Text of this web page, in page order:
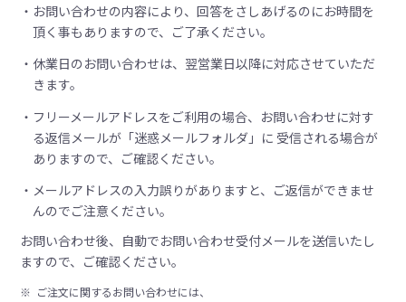
お問い合わせの内容により、回答をさしあげるのにお時間を
頂く事もありますので、ご了承ください。
休業日のお問い合わせは、翌営業日以降に対応させていただ
きます。
フリーメールアドレスをご利用の場合、お問い合わせに対す
る返信メールが「迷惑メールフォルダ」に 受信される場合が
ありますので、ご確認ください。
メールアドレスの入力誤りがありますと、ご返信ができませ
んのでご注意ください。
お問い合わせ後、自動でお問い合わせ受付メールを送信いたし
ますので、ご確認ください。
※ ご注文に関するお問い合わせには、